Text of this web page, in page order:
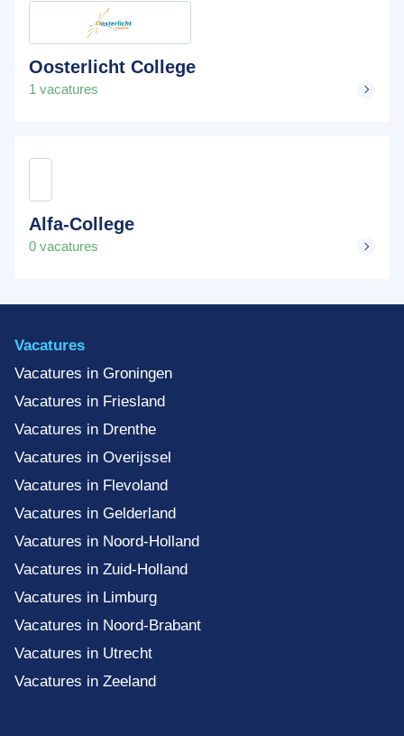
Oosterlicht College
1 vacatures
Alfa-College
0 vacatures
Vacatures
Vacatures in Groningen
Vacatures in Friesland
Vacatures in Drenthe
Vacatures in Overijssel
Vacatures in Flevoland
Vacatures in Gelderland
Vacatures in Noord-Holland
Vacatures in Zuid-Holland
Vacatures in Limburg
Vacatures in Noord-Brabant
Vacatures in Utrecht
Vacatures in Zeeland